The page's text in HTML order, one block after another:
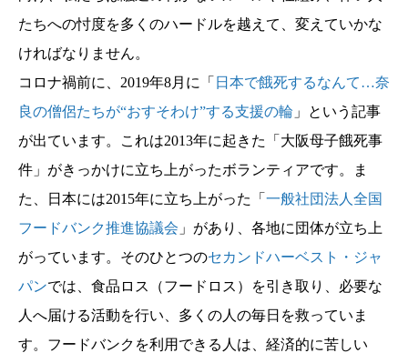
たちへの忖度を多くのハードルを越えて、変えていかな
ければなりません。
コロナ禍前に、2019年8月に「 日本で餓死するなんて…奈
良の僧侶たちが“おすそわけ”する支援の輪 」という記事
が出ています。これは2013年に起きた「大阪母子餓死事
件」がきっかけに立ち上がったボランティアです。ま
た、日本には2015年に立ち上がった「 一般社団法人全国
フードバンク推進協議会 」があり、各地に団体が立ち上
がっています。そのひとつのセカンドハーベスト・ジャ
パンでは、食品ロス（フードロス）を引き取り、必要な
人へ届ける活動を行い、多くの人の毎日を救っていま
す。フードバンクを利用できる人は、経済的に苦しい